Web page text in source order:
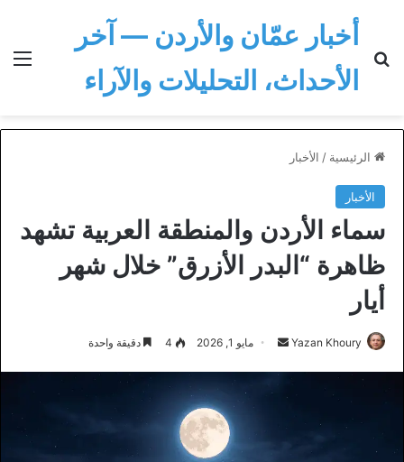
أخبار عمّان والأردن — آخر
الأحداث، التحليلات والآراء
الرئيسية / الأخبار
الأخبار
سماء الأردن والمنطقة العربية تشهد
ظاهرة “البدر الأزرق” خلال شهر
أيار
Yazan Khoury
أرسل مايو 1, 2026 4 دقيقة واحدة